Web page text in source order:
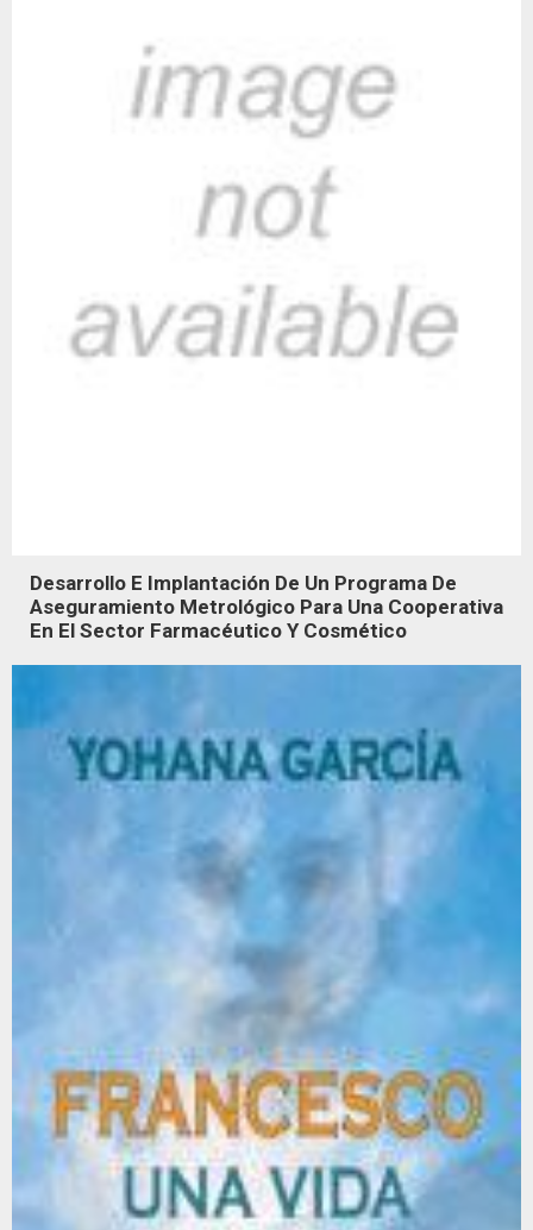
Desarrollo E Implantación De Un Programa De
Aseguramiento Metrológico Para Una Cooperativa
En El Sector Farmacéutico Y Cosmético